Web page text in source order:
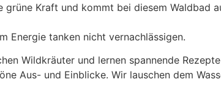
Kraft und kommt bei diesem Waldbad
Energie tanken nicht vernachlässigen.
Wildkräuter und lernen spannende
Aus- und Einblicke. Wir lauschen dem